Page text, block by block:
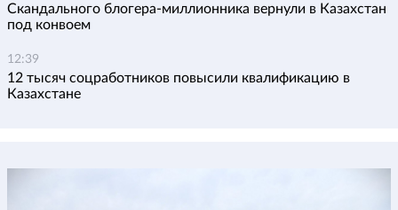
Скандального блогера-миллионника вернули в Казахстан
под конвоем
12:39
12 тысяч соцработников повысили квалификацию в
Казахстане